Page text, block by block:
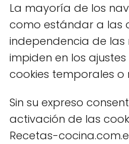
La mayoría de los
como estándar a las
independencia de las
impiden en los
cookies temporales o
Sin su expreso
activación de las
Recetas-